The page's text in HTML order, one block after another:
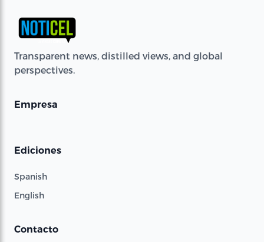
Transparent news, distilled views, and global
perspectives.
Empresa
Ediciones
Spanish
English
Contacto